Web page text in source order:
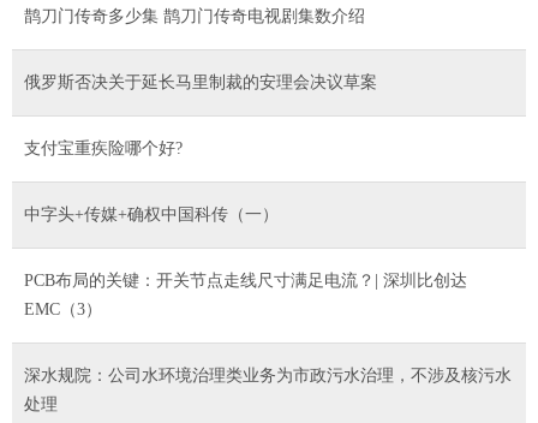
鹊刀门传奇多少集 鹊刀门传奇电视剧集数介绍
俄罗斯否决关于延长马里制裁的安理会决议草案
支付宝重疾险哪个好?
中字头+传媒+确权中国科传（一）
PCB布局的关键：开关节点走线尺寸满足电流？| 深圳比创达
EMC（3）
深水规院：公司水环境治理类业务为市政污水治理，不涉及核污水
处理